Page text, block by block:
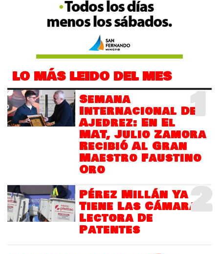
LO MÁS LEIDO DEL MES
1
Semana
Internacional Del
Ajedrez: En El
MAT, Julio Zamora
Recibió Al Gran
Maestro Faustino
Oro
2
Pérez Millán Ya
Tiene Las Cámaras
Lectora De
Patentes